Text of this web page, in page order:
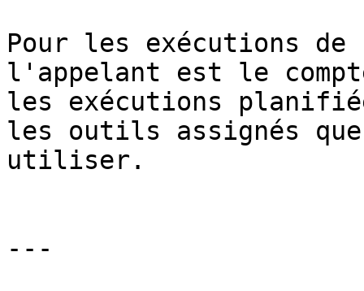
Pour les exécutions
l'appelant est le
les exécutions
les outils assignés
utiliser.
---